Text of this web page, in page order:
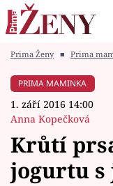
Módní alarm
Témata
Prima Ženy ■ Prima
PRIMA MAMINKA
1. září 2016 14:00
Anna Kopečková
Krůtí
jogurtu